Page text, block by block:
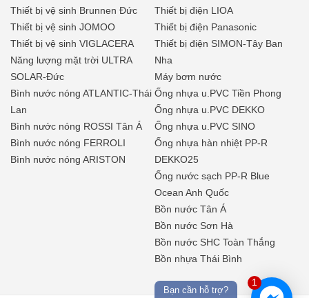
Thiết bị vệ sinh Brunnen Đức
Thiết bị vệ sinh JOMOO
Thiết bị vệ sinh VIGLACERA
Năng lượng mặt trời ULTRA
SOLAR-Đức
Bình nước nóng ATLANTIC-Thái
Lan
Bình nước nóng ROSSI Tân Á
Bình nước nóng FERROLI
Bình nước nóng ARISTON
Thiết bị điện LIOA
Thiết bị điện Panasonic
Thiết bị điện SIMON-Tây Ban
Nha
Máy bơm nước
Ống nhựa u.PVC Tiền Phong
Ống nhựa u.PVC DEKKO
Ống nhựa u.PVC SINO
Ống nhựa hàn nhiệt PP-R
DEKKO25
Ống nước sạch PP-R Blue
Ocean Anh Quốc
Bồn nước Tân Á
Bồn nước Sơn Hà
Bồn nước SHC Toàn Thắng
Bồn nhựa Thái Bình
1
Bạn cần hỗ trợ?